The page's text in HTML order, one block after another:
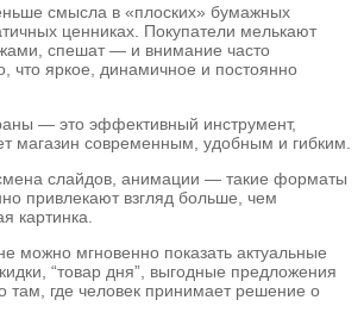
смысла в «плоских» бумажных
ценниках. Покупатели мелькают
спешат — и внимание часто
что яркое, динамичное и постоянно
— это эффективный инструмент,
магазин современным, удобным и гибким.
слайдов, анимации — такие форматы
привлекают взгляд больше, чем
картинка.
можно мгновенно показать актуальные
“товар дня”, выгодные предложения
где человек принимает решение о